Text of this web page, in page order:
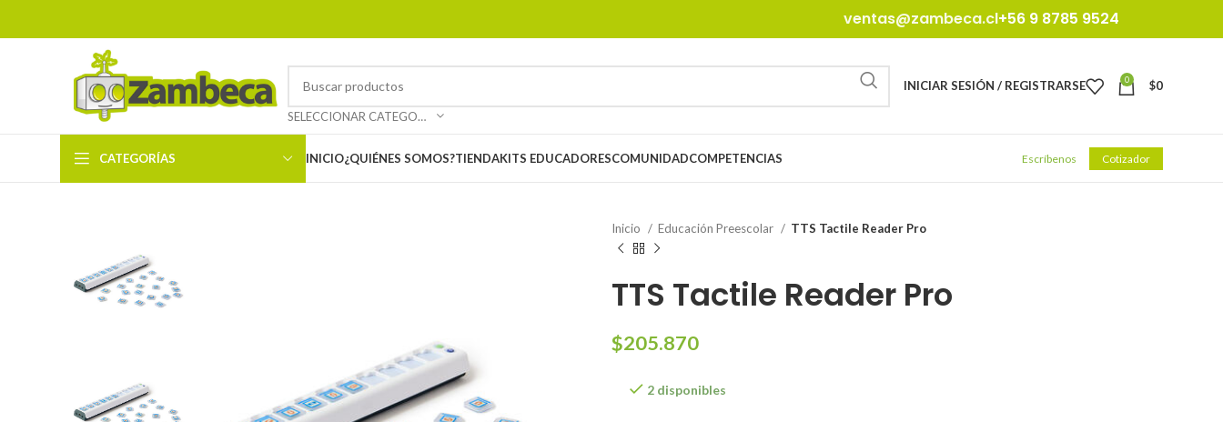
ventas@zambeca.cl+56 9 8785 9524
SELECCIONAR CATEGORÍA
INICIAR SESIÓN / REGISTRARSE 0 $0
CATEGORÍAS INICIO¿QUIÉNES SOMOS?TIENDAKITS EDUCADORESCOMUNIDADCOMPETENCIAS Escríbenos Cotizador
Inicio Educación Preescolar TTS Tactile Reader Pro
TTS Tactile Reader Pro
$205.870
2 disponibles